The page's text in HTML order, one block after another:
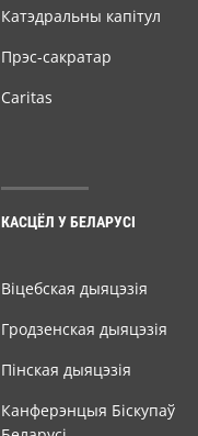
Катэдральны капітул
Прэс-сакратар
Caritas
КАСЦЁЛ У БЕЛАРУСІ
Віцебская дыяцэзія
Гродзенская дыяцэзія
Пінская дыяцэзія
Канферэнцыя Біскупаў